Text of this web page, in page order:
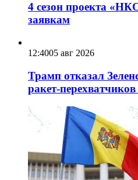
4 сезон проекта
заявкам
12:4005 авг 2026
Трамп отказал
ракет-